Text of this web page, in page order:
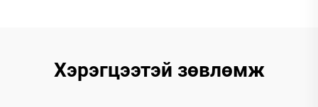
Хэрэгцээтэй зөвлөмж